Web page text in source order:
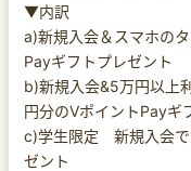
▼内訳
a)新規入会＆スマホの
Payギフトプレゼント
b)新規入会&5万円以上
円分のVポイントPayギ
c)学生限定 新規入会で
ゼント